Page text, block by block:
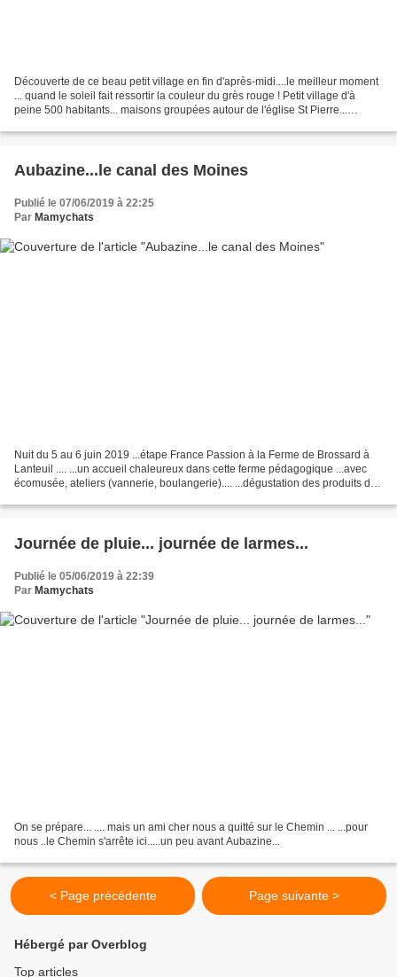
Découverte de ce beau petit village en fin d'après-midi....le meilleur moment
... quand le soleil fait ressortir la couleur du grès rouge ! Petit village d'à
peine 500 habitants... maisons groupées autour de l'église St Pierre...
Aubazine...le canal des Moines
Publié le 07/06/2019 à 22:25
Par Mamychats
Nuit du 5 au 6 juin 2019 ...étape France Passion à la Ferme de Brossard à
Lanteuil .... ...un accueil chaleureux dans cette ferme pédagogique ...avec
écomusée, ateliers (vannerie, boulangerie).... ...dégustation des produits de
Journée de pluie... journée de larmes...
Publié le 05/06/2019 à 22:39
Par Mamychats
On se prépare... .... mais un ami cher nous a quitté sur le Chemin ... ...pour
nous ..le Chemin s'arrête ici.....un peu avant Aubazine...
< Page précédente Page suivante >
Hébergé par Overblog
Top articles